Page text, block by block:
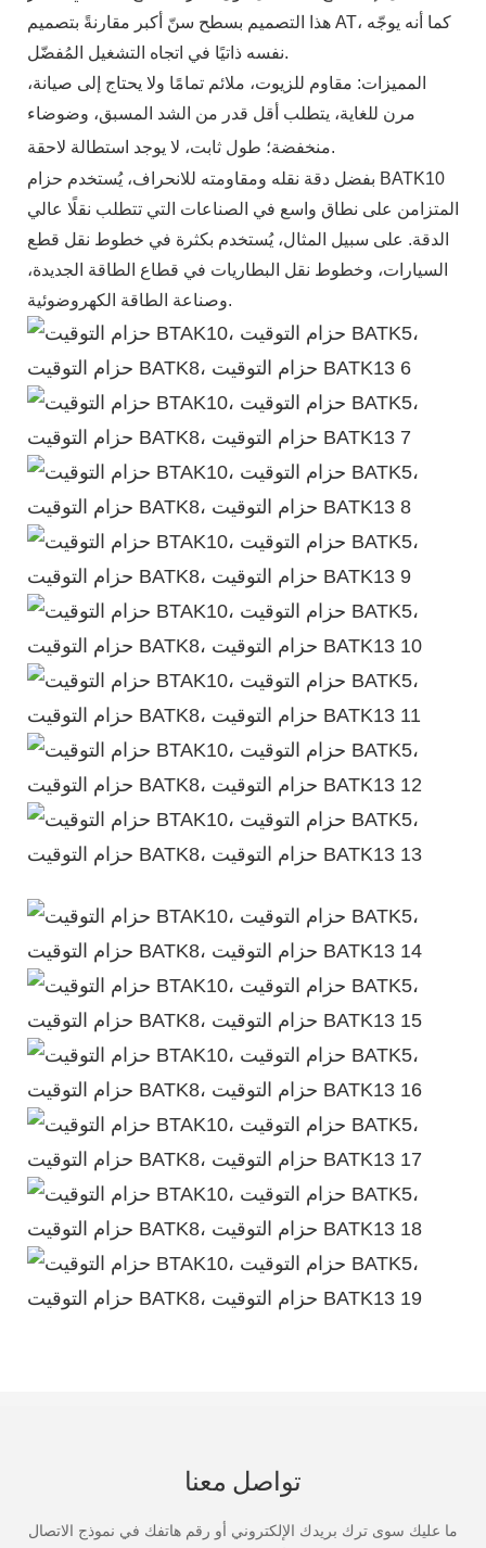
هذا التصميم بسطح سنّ أكبر مقارنةً بتصميم AT، كما أنه يوجّه
نفسه ذاتيًا في اتجاه التشغيل المُفضّل.
المميزات: مقاوم للزيوت، ملائم تمامًا ولا يحتاج إلى صيانة،
مرن للغاية، يتطلب أقل قدر من الشد المسبق، وضوضاء
منخفضة؛ طول ثابت، لا يوجد استطالة لاحقة.
بفضل دقة نقله ومقاومته للانحراف، يُستخدم حزام BATK10
المتزامن على نطاق واسع في الصناعات التي تتطلب نقلًا عالي
الدقة. على سبيل المثال، يُستخدم بكثرة في خطوط نقل قطع
السيارات، وخطوط نقل البطاريات في قطاع الطاقة الجديدة،
وصناعة الطاقة الكهروضوئية.
تواصل معنا
ما عليك سوى ترك بريدك الإلكتروني أو رقم هاتفك في نموذج الاتصال